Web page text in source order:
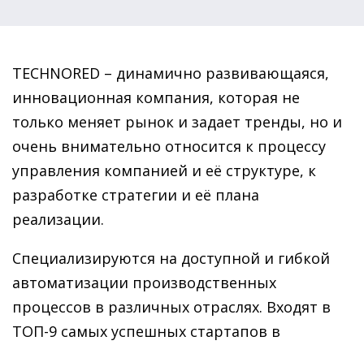
TECHNORED – динамично развивающаяся,
инновационная компания, которая не
только меняет рынок и задает тренды, но и
очень внимательно относится к процессу
управления компанией и её структуре, к
разработке стратегии и её плана
реализации.
Специализируются на доступной и гибкой
автоматизации производственных
процессов в различных отраслях. Входят в
ТОП-9 самых успешных стартапов в